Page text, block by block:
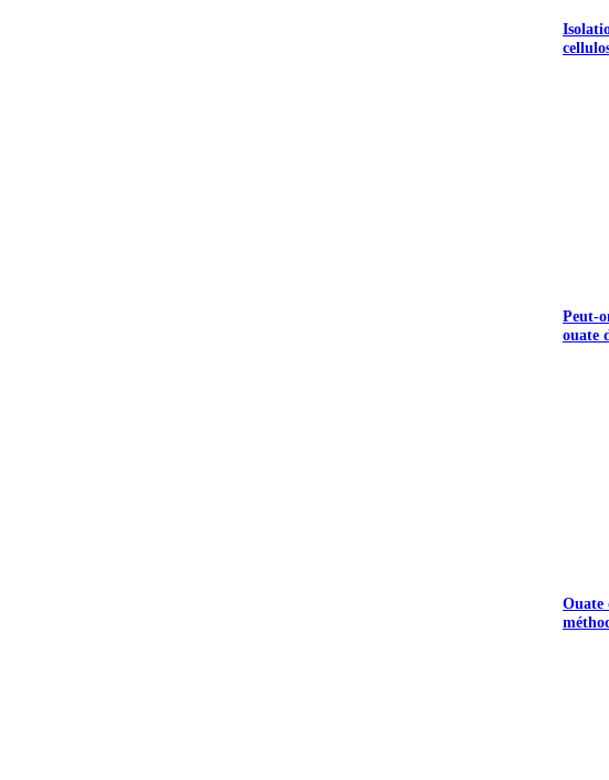
Peut-
ouate
Ouate